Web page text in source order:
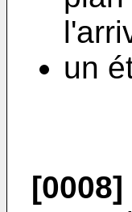
un
[0008]